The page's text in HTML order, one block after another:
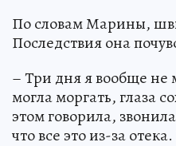
По словам Марины,
Последствия она
– Три дня я вообще не
могла моргать, глаза
этом говорила,
что все это из-за